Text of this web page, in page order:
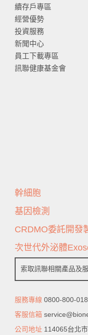
續存戶專區
經營優勢
投資服務
新聞中心
員工下載專區
訊聯健康基金會
幹細胞
基因檢測
CRDMO委託開發
次世代外泌體
索取訊聯相關產品及
服務專線 0800-800-018
客服信箱
公司地址 114065台北